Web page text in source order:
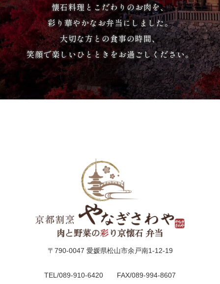
ま
り
会
議・
懐石料理とこだわりのお肉を、
彩り華やかなお弁当にしました。
大切な方との食事の時間、
笑顔で楽しいひとときをお過ごしください。
〒790-0047 愛媛県松山市余戸南1-12-19
TEL/089-910-6420 FAX/089-994-8607